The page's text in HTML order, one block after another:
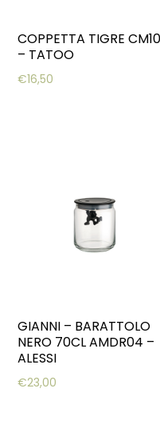
COPPETTA TIGRE CM10
– TATOO
€16,50
GIANNI – BARATTOLO
NERO 70CL AMDR04 –
ALESSI
€23,00